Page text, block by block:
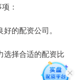
：
的配资公司。
选择合适的配资比